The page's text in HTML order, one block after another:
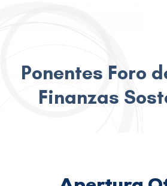
Ponentes Foro
Finanzas